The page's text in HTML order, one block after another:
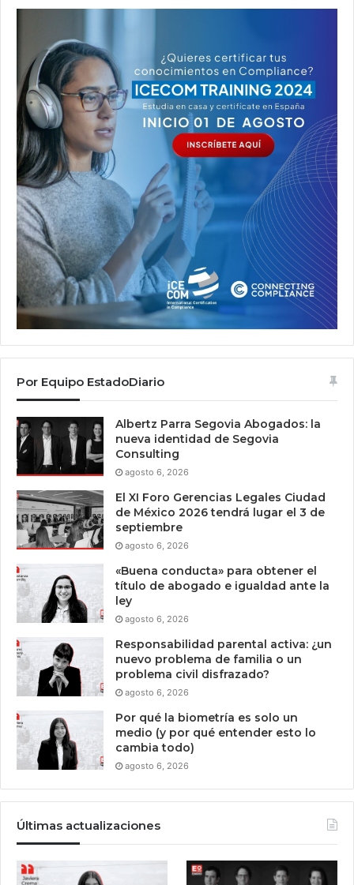
Por Equipo EstadoDiario
Albertz Parra Segovia Abogados: la
nueva identidad de Segovia
Consulting
agosto 6, 2026
El XI Foro Gerencias Legales Ciudad
de México 2026 tendrá lugar el 3 de
septiembre
agosto 6, 2026
«Buena conducta» para obtener el
título de abogado e igualdad ante la
ley
agosto 6, 2026
Responsabilidad parental activa: ¿un
nuevo problema de familia o un
problema civil disfrazado?
agosto 6, 2026
Por qué la biometría es solo un
medio (y por qué entender esto lo
cambia todo)
agosto 6, 2026
Últimas actualizaciones